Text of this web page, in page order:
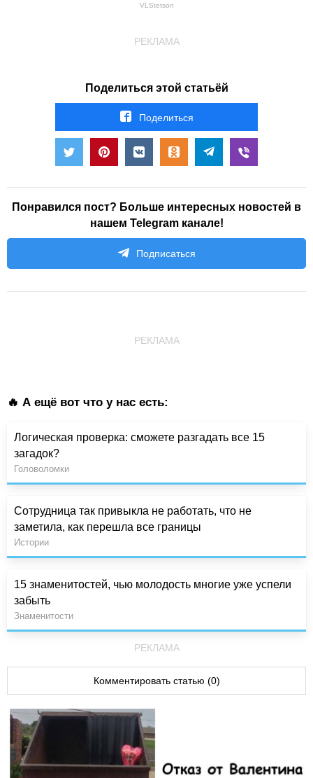
VLStetson
РЕКЛАМА
Поделиться этой статьёй
Поделиться
Понравился пост? Больше интересных новостей в
нашем Telegram канале!
Подписаться
РЕКЛАМА
🔥 А ещё вот что у нас есть:
Логическая проверка: сможете разгадать все 15
загадок?
Головоломки
Сотрудница так привыкла не работать, что не
заметила, как перешла все границы
Истории
15 знаменитостей, чью молодость многие уже успели
забыть
Знаменитости
РЕКЛАМА
Комментировать статью (0)